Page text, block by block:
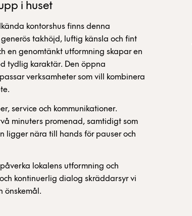
i huset
kontorshus finns denna
takhöjd, luftig känsla och fint
en genomtänkt utformning skapar en
tydlig karaktär. Den öppna
verksamheter som vill kombinera
service och kommunikationer.
minuters promenad, samtidigt som
ligger nära till hands för pauser och
lokalens utformning och
kontinuerlig dialog skräddarsyr vi
önskemål.